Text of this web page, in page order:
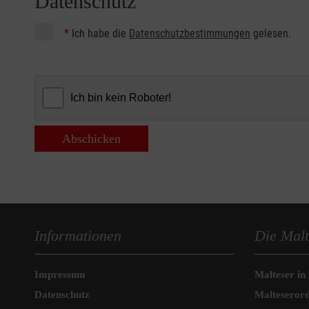
* Ich habe die Datenschutzbestimmungen gelesen.
Abschicken
Informationen
Impressum
Datenschutz
Die
Malteser in